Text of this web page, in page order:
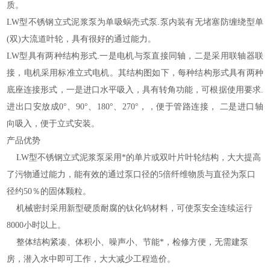
质。
LW型不锈钢立式泥浆泵为单吸蜗壳式泵.泵内装有无堵塞防缠绕型单
(双)大流道叶轮，具有很好的通过能力。
LW型具有两种结构形式.一是电机与泵直接同轴，二是采用联轴器联
接，电机采用标准立式电机。其结构图如下，每种结构形式具有两种
底座连接形式，一是进口水平吸入，具有转角功能，可根据使用要求.
进出口安放成0°、90°、180°、270°，，便于管路连接， 二是进口轴
向吸入，便于立式安装。
产品优势
LW型不锈钢立式泥浆泵采用*的单片或双叶片叶轮结构，大大提高
了污物通过能力，能有效的通过泵口径的5倍纤维物质与直径为泵口
径约50％的固体颗粒。
机械密封采用新型硬质耐腐的钛化钨材料，可使泵安全连续运行
8000小时以上。
整体结构紧凑、体积小、噪声小、节能*，检修方便，无需建泵
房，潜入水中即可工作，大大减少工程造价。